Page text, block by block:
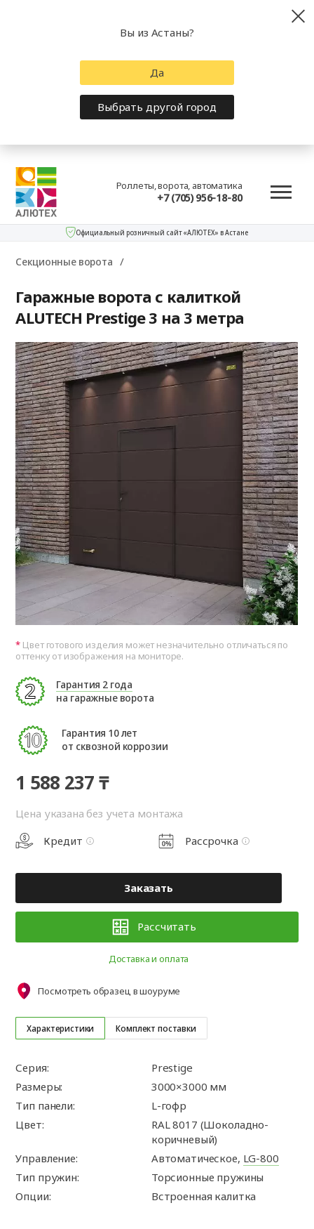
Роллеты, ворота, автоматика
+7 (705) 956-18-80
Официальный розничный сайт «АЛЮТЕХ» в Астане
Секционные ворота
Гаражные ворота с калиткой
ALUTECH Prestige 3 на 3 метра
Цвет готового изделия может незначительно отличаться по
оттенку от изображения на мониторе.
Характеристики Комплект поставки
Серия:
Prestige
Размеры:
3000×3000 мм
Тип панели:
L-гофр
Цвет:
RAL 8017 (Шоколадно-
коричневый)
Управление:
Автоматическое, LG-800
Тип пружин:
Торсионные пружины
Опции:
Встроенная калитка
Гарантия 2 года
на гаражные ворота
Гарантия 10 лет
от сквозной коррозии
1 588 237 ₸
Цена указана без учета монтажа
Кредит
Рассрочка
Заказать
Рассчитать
Доставка и оплата
Посмотреть образец в шоуруме
Вы из Астаны?
Да
Выбрать другой город